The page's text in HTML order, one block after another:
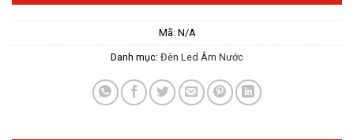
Mã: N/A
Danh mục: Đèn Led Âm Nước